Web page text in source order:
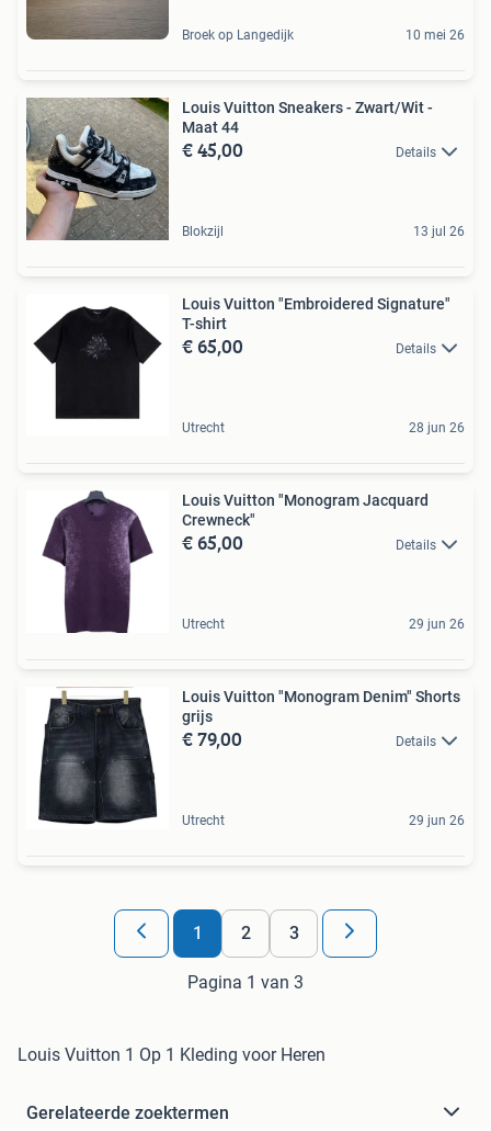
Broek op Langedijk 10 mei 26
Louis Vuitton Sneakers - Zwart/Wit -
Maat 44
€ 45,00 Details
Blokzijl 13 jul 26
Louis Vuitton "Embroidered Signature"
T-shirt
€ 65,00 Details
Utrecht 28 jun 26
Louis Vuitton "Monogram Jacquard
Crewneck"
€ 65,00 Details
Utrecht 29 jun 26
Louis Vuitton "Monogram Denim" Shorts
grijs
€ 79,00 Details
Utrecht 29 jun 26
1 2 3
Pagina 1 van 3
Louis Vuitton 1 Op 1 Kleding voor Heren
Gerelateerde zoektermen